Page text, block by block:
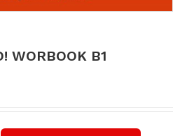
WORBOOK B1